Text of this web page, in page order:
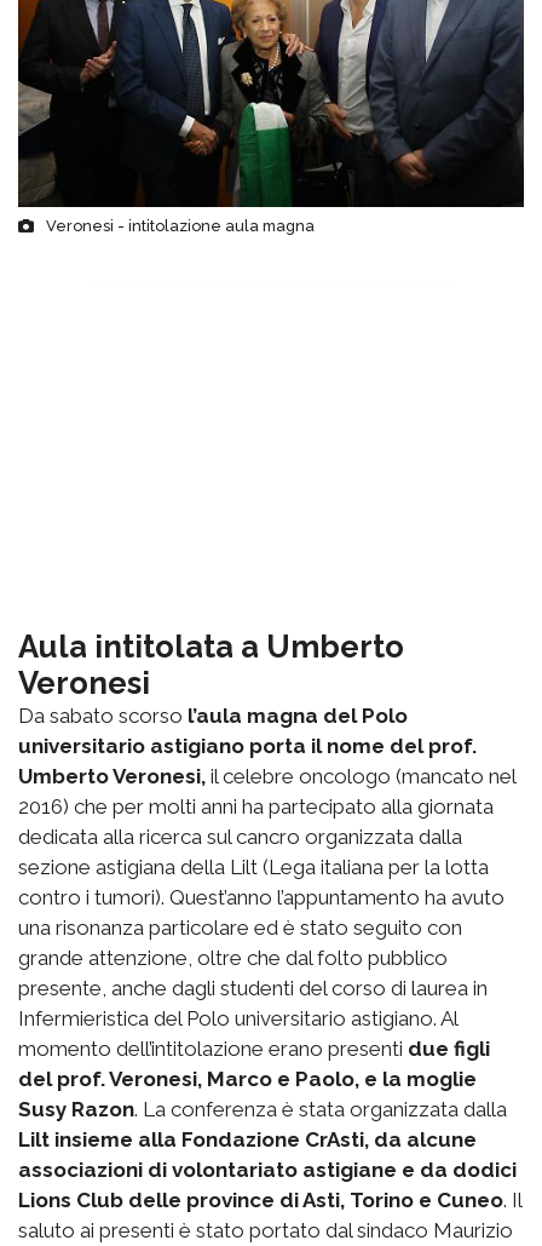
Veronesi - intitolazione aula magna
Aula intitolata a Umberto
Veronesi
Da sabato scorso l’aula magna del Polo
universitario astigiano porta il nome del prof.
Umberto Veronesi, il celebre oncologo (mancato nel
2016) che per molti anni ha partecipato alla giornata
dedicata alla ricerca sul cancro organizzata dalla
sezione astigiana della Lilt (Lega italiana per la lotta
contro i tumori). Quest’anno l’appuntamento ha avuto
una risonanza particolare ed è stato seguito con
grande attenzione, oltre che dal folto pubblico
presente, anche dagli studenti del corso di laurea in
Infermieristica del Polo universitario astigiano. Al
momento dell’intitolazione erano presenti due figli
del prof. Veronesi, Marco e Paolo, e la moglie
Susy Razon. La conferenza è stata organizzata dalla
Lilt insieme alla Fondazione CrAsti, da alcune
associazioni di volontariato astigiane e da dodici
Lions Club delle province di Asti, Torino e Cuneo. Il
saluto ai presenti è stato portato dal sindaco Maurizio